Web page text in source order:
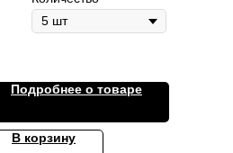
Подробнее о товаре
В корзину